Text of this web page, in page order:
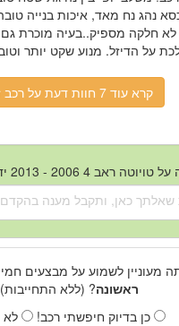
נהג נח מאד, איכות בנייה
חלקה מספיק..בעיה מוכרת גם
על הדיזל. מנוע שקט יותר
קרא עוד 7 חוות דעת על רכב זה.
ראב 4 2006 - 2013 יד שנייה?
מעוניין לשמוע על מבצעים
ראשונה? (ללא התחייבות)
כן בדיוק חיפשתי רכב!
לא